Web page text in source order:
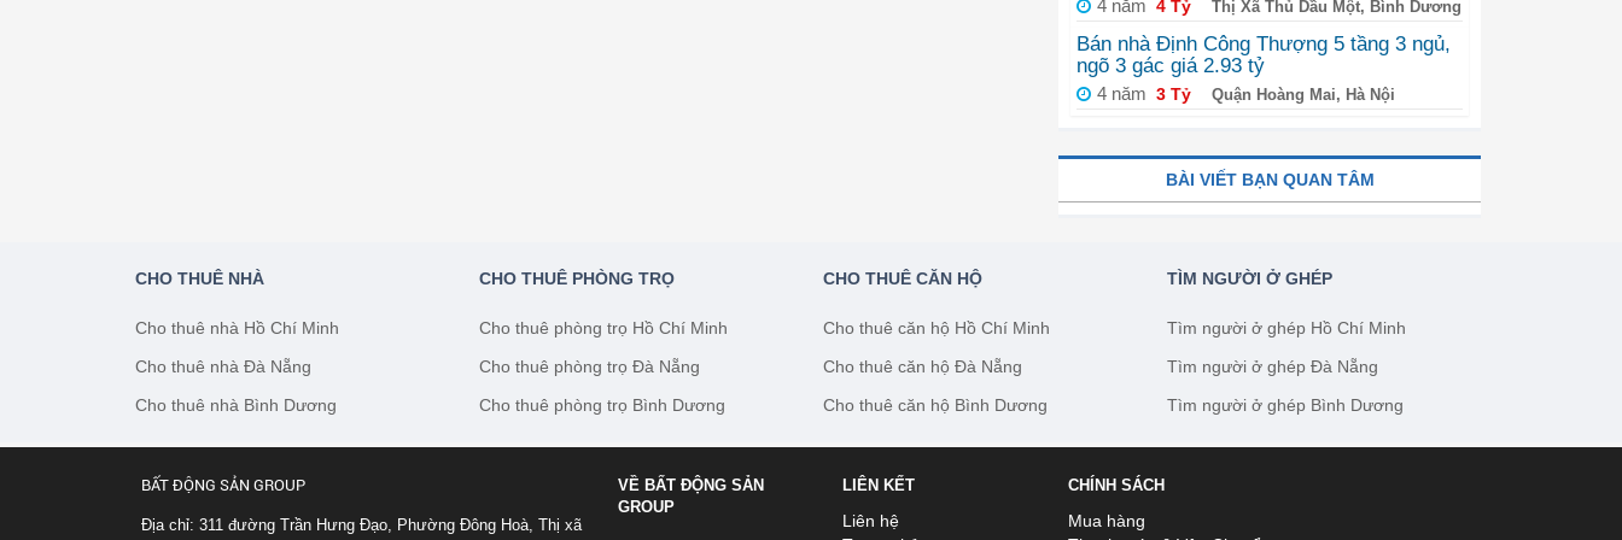
4 năm 4 Tỷ Thị Xã Thủ Dầu Một, Bình Dương
Bán nhà Định Công Thượng 5 tầng 3 ngủ,
ngõ 3 gác giá 2.93 tỷ
4 năm 3 Tỷ Quận Hoàng Mai, Hà Nội
BÀI VIẾT BẠN QUAN TÂM
CHO THUÊ NHÀ
Cho thuê nhà Hồ Chí Minh
Cho thuê nhà Đà Nẵng
Cho thuê nhà Bình Dương
CHO THUÊ PHÒNG TRỌ
Cho thuê phòng trọ Hồ Chí Minh
Cho thuê phòng trọ Đà Nẵng
Cho thuê phòng trọ Bình Dương
CHO THUÊ CĂN HỘ
Cho thuê căn hộ Hồ Chí Minh
Cho thuê căn hộ Đà Nẵng
Cho thuê căn hộ Bình Dương
TÌM NGƯỜI Ở GHÉP
Tìm người ở ghép Hồ Chí Minh
Tìm người ở ghép Đà Nẵng
Tìm người ở ghép Bình Dương
BẤT ĐỘNG SẢN GROUP
Địa chỉ: 311 đường Trần Hưng Đạo, Phường Đông Hoà, Thị xã
VỀ BẤT ĐỘNG SẢN
GROUP
LIÊN KẾT
Liên hệ
CHÍNH SÁCH
Mua hàng